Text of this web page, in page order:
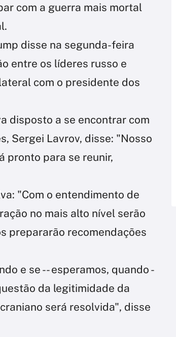
com a guerra mais mortal
disse na segunda-feira
entre os líderes russo e
com o presidente dos
disposto a se encontrar com
Sergei Lavrov, disse: "Nosso
pronto para se reunir,
"Com o entendimento de
no mais alto nível serão
prepararão recomendações
e se -- esperamos, quando -
da legitimidade da
será resolvida", disse